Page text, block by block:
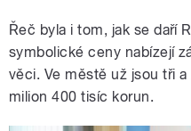
Řeč byla i tom, jak se daří
symbolické ceny nabízejí
věci. Ve městě už jsou tři a
milion 400 tisíc korun.